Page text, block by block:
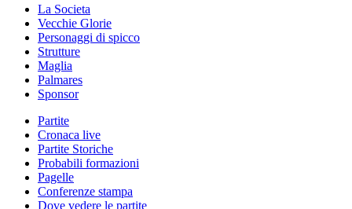
La Societa
Vecchie Glorie
Personaggi di spicco
Strutture
Maglia
Palmares
Sponsor
Partite
Cronaca live
Partite Storiche
Probabili formazioni
Pagelle
Conferenze stampa
Dove vedere le partite